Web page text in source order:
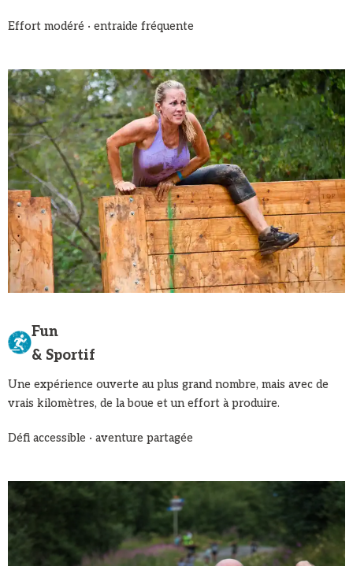
Effort modéré · entraide fréquente
Fun
& Sportif
Une expérience ouverte au plus grand nombre, mais avec de
vrais kilomètres, de la boue et un effort à produire.
Défi accessible · aventure partagée